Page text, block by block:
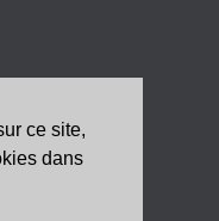
ce site,
dans